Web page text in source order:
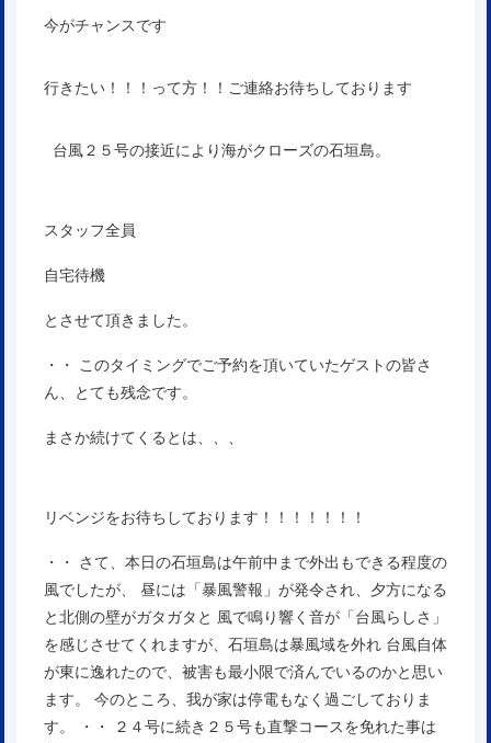
今がチャンスです
行きたい！！！って方！！ご連絡お待ちしております
台風２５号の接近により海がクローズの石垣島。
スタッフ全員
自宅待機
とさせて頂きました。
・・ このタイミングでご予約を頂いていたゲストの皆さ
ん、とても残念です。
まさか続けてくるとは、、、
リベンジをお待ちしております！！！！！！！
・・ さて、本日の石垣島は午前中まで外出もできる程度の
風でしたが、 昼には「暴風警報」が発令され、夕方になる
と北側の壁がガタガタと 風で鳴り響く音が「台風らしさ」
を感じさせてくれますが、石垣島は暴風域を外れ 台風自体
が東に逸れたので、被害も最小限で済んでいるのかと思い
ます。 今のところ、我が家は停電もなく過ごしておりま
す。 ・・ ２４号に続き２５号も直撃コースを免れた事は